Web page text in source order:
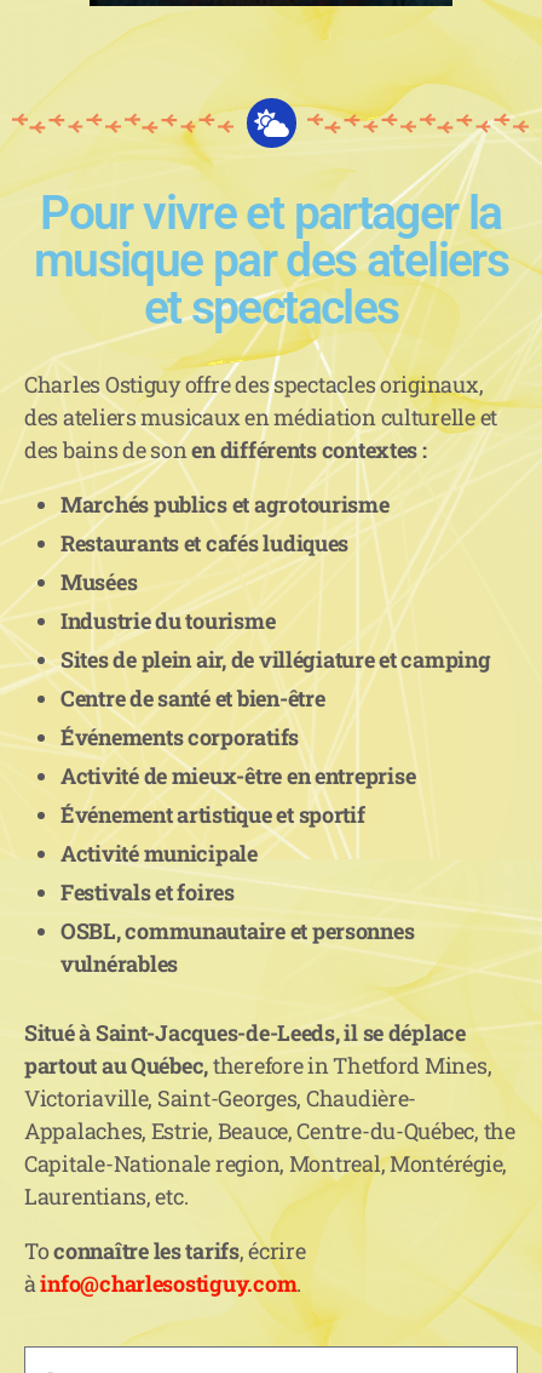
Pour vivre et partager la
musique par des ateliers
et spectacles
Charles Ostiguy offre des spectacles originaux,
des ateliers musicaux en médiation culturelle et
des bains de sonen différents contextes :
Marchés publics et agrotourisme
Restaurants et cafés ludiques
Musées
Industrie du tourisme
Sites de plein air, de villégiature et camping
Centre de santé et bien-être
Événements corporatifs
Activité de mieux-être en entreprise
Événement artistique et sportif
Activité municipale
Festivals et foires
OSBL, communautaire et personnes
vulnérables
Situé à Saint-Jacques-de-Leeds, il se déplace
partout au Québec,therefore in Thetford Mines,
Victoriaville, Saint-Georges, Chaudière-
Appalaches, Estrie, Beauce, Centre-du-Québec, the
Capitale-Nationale region, Montreal, Montérégie,
Laurentians, etc.
Toconnaître les tarifs, écrire
àinfo@charlesostiguy.com.